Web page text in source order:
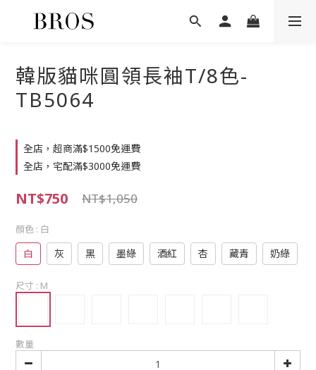
韓版貓咪圓領長袖T/8色-
TB5064
全店，超商滿$1500免運費
全店，宅配滿$3000免運費
NT$750 NT$1,050
顏色 : 白
白 灰 黑 墨綠 酒紅 杏 藏青 奶綠
尺寸 : M
數量